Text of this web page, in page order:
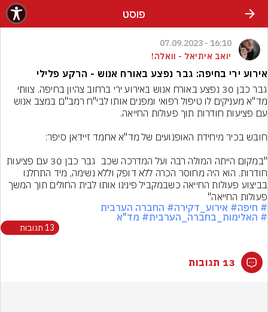
פוסט
16:10 - 07.09.2023
יואב איתיאל - וואלה!
אירוע ירי בחיפה: גבר נפצע באורח אנוש - הרקע פלילי
"במקום הייתה המולה רבה ועל המדרכה שכב  גבר כבן 30 עם פציעות
פעולות החייאה"
# חיפה# אירוע_דקירה# החברה הערבית
# האלימות_בחברה_הערבית# מד"א
13 תגובות
13 תגובות